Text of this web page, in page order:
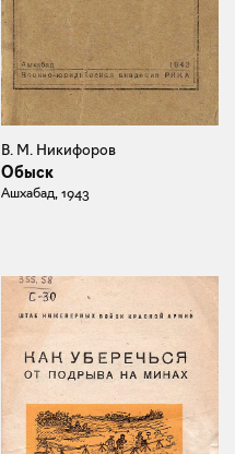
В. М. Никифоров
Обыск
Ашхабад, 1943